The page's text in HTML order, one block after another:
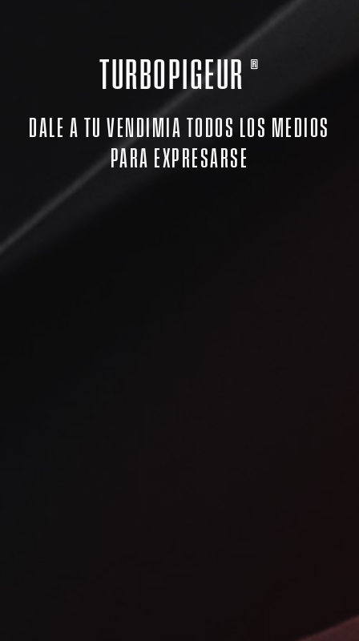
TURBOPIGEUR ®
DALE A TU VENDIMIA TODOS LOS MEDIOS
PARA EXPRESARSE